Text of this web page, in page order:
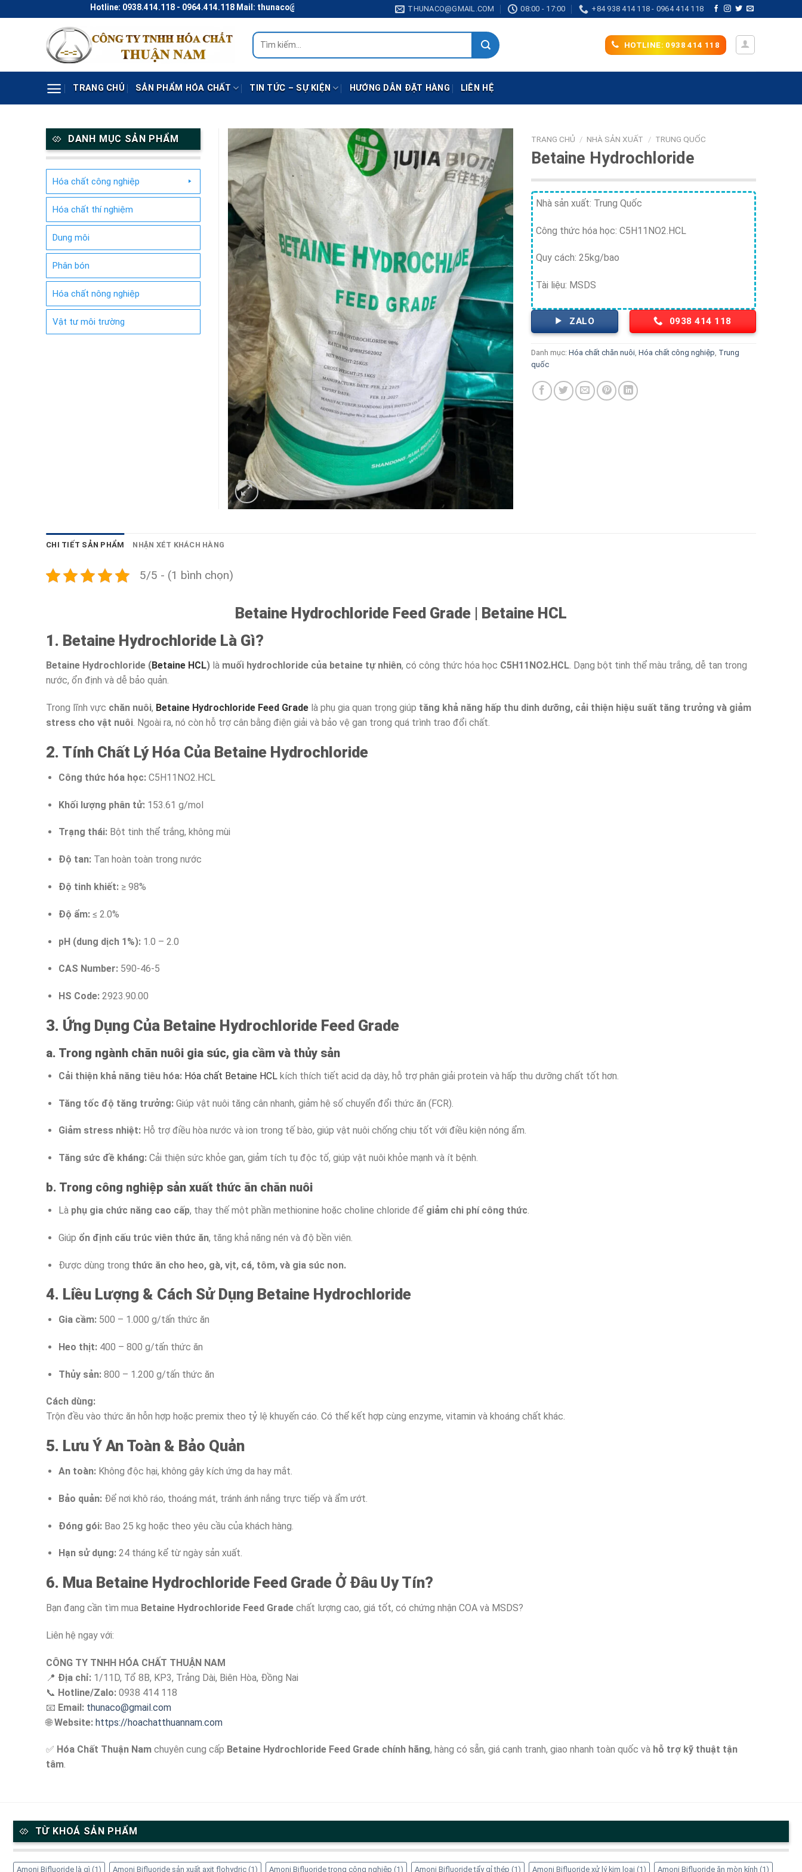
to
Hotline: 0938.414.118 - 0964.414.118 Mail: thunaco@gmail.com THUNACO@GMAIL.COM 08:00 - 17:00 +84 938 414 118 - 0964 414 118
Tìm
kiếm:
HOTLINE: 0938 414 118
TRANG CHỦ SẢN PHẨM HÓA CHẤT TIN TỨC – SỰ KIỆN HƯỚNG DẪN ĐẶT HÀNG LIÊN HỆ
TRANG CHỦ / NHÀ SẢN XUẤT / TRUNG QUỐC
Betaine Hydrochloride
Nhà sản xuất: Trung Quốc
Công thức hóa học: C5H11NO2.HCL
Quy cách: 25kg/bao
Tài liệu: MSDS
ZALO 0938 414 118
Danh mục:Hóa chất chăn nuôi ,Hóa chất công nghiệp Trung
quốc
DANH MỤC SẢN PHẨM
Hóa chất công nghiệp
Hóa chất thí nghiệm
Dung môi
Phân bón
Hóa chất nông nghiệp
Vật tư môi trường
CHI TIẾT SẢN PHẨM NHẬN XÉT KHÁCH HÀNG
5/5 - (1 bình chọn)
Betaine Hydrochloride Feed Grade | Betaine HCL
1. Betaine Hydrochloride Là Gì?
Betaine Hydrochloride (Betaine HCL) là muối hydrochloride của betaine tự nhiên, có công thức hóa học C5H11NO2.HCL. Dạng bột tinh thể màu trắng, dễ tan trong
nước, ổn định và dễ bảo quản.
Trong lĩnh vực chăn nuôi, Betaine Hydrochloride Feed Grade là phụ gia quan trọng giúp tăng khả năng hấp thu dinh dưỡng, cải thiện hiệu suất tăng trưởng và giảm
stress cho vật nuôi. Ngoài ra, nó còn hỗ trợ cân bằng điện giải và bảo vệ gan trong quá trình trao đổi chất.
2. Tính Chất Lý Hóa Của Betaine Hydrochloride
Công thức hóa học:C5H11NO2.HCL
Khối lượng phân tử:153.61 g/mol
Trạng thái:Bột tinh thể trắng, không mùi
Độ tan:Tan hoàn toàn trong nước
Độ tinh khiết:≥ 98%
Độ ẩm:≤ 2.0%
pH (dung dịch 1%):1.0 – 2.0
CAS Number:590-46-5
HS Code:2923.90.00
3. Ứng Dụng Của Betaine Hydrochloride Feed Grade
a. Trong ngành chăn nuôi gia súc, gia cầm và thủy sản
Cải thiện khả năng tiêu hóa: Hóa chất Betaine HCLkích thích tiết acid dạ dày, hỗ trợ phân giải protein và hấp thu dưỡng chất tốt hơn.
Tăng tốc độ tăng trưởng:Giúp vật nuôi tăng cân nhanh, giảm hệ số chuyển đổi thức ăn (FCR).
Giảm stress nhiệt:Hỗ trợ điều hòa nước và ion trong tế bào, giúp vật nuôi chống chịu tốt với điều kiện nóng ẩm.
Tăng sức đề kháng:Cải thiện sức khỏe gan, giảm tích tụ độc tố, giúp vật nuôi khỏe mạnh và ít bệnh.
b. Trong công nghiệp sản xuất thức ăn chăn nuôi
Là phụ gia chức năng cao cấp, thay thế một phần methionine hoặc choline chloride để giảm chi phí công thức.
Giúp ổn định cấu trúc viên thức ăn, tăng khả năng nén và độ bền viên.
Được dùng trong thức ăn cho heo, gà, vịt, cá, tôm, và gia súc non.
4. Liều Lượng & Cách Sử Dụng Betaine Hydrochloride
Gia cầm:500 – 1.000 g/tấn thức ăn
Heo thịt:400 – 800 g/tấn thức ăn
Thủy sản:800 – 1.200 g/tấn thức ăn
Cách dùng:
Trộn đều vào thức ăn hỗn hợp hoặc premix theo tỷ lệ khuyến cáo. Có thể kết hợp cùng enzyme, vitamin và khoáng chất khác.
5. Lưu Ý An Toàn & Bảo Quản
An toàn:Không độc hại, không gây kích ứng da hay mắt.
Bảo quản:Để nơi khô ráo, thoáng mát, tránh ánh nắng trực tiếp và ẩm ướt.
Đóng gói:Bao 25 kg hoặc theo yêu cầu của khách hàng.
Hạn sử dụng:24 tháng kể từ ngày sản xuất.
6. Mua Betaine Hydrochloride Feed Grade Ở Đâu Uy Tín?
Bạn đang cần tìm mua Betaine Hydrochloride Feed Grade chất lượng cao, giá tốt, có chứng nhận COA và MSDS?
Liên hệ ngay với:
CÔNG TY TNHH HÓA CHẤT THUẬN NAM
📍 Địa chỉ: 1/11D, Tổ 8B, KP3, Trảng Dài, Biên Hòa, Đồng Nai
📞 Hotline/Zalo: 0938 414 118
📧 Email: thunaco@gmail.com
🌐Website: https://hoachatthuannam.com
✅ Hóa Chất Thuận Nam chuyên cung cấp Betaine Hydrochloride Feed Grade chính hãng, hàng có sẵn, giá cạnh tranh, giao nhanh toàn quốc và hỗ trợ kỹ thuật tận
tâm.
TỪ KHOÁ SẢN PHẨM
Amoni Bifluoride là gì (1) Amoni Bifluoride sản xuất axit flohydric(1) Amoni Bifluoride trong công nghiệp (1) Amoni Bifluoride tẩy gỉ thép (1) Amoni Bifluoride xử lý kim loại (1) Amoni Bifluoride ăn mòn kính (1)